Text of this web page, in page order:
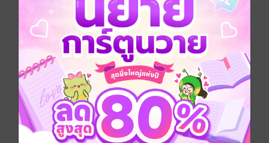
ขุนนางผู้เรืองนามแต่ละท่านในราชวงศ์นี้ ล้วนเคยแบกรับ
ภาระของชาติบ้านเมืองแม่ทัพแต่ละท่าน ล้วนเป็นตัวแทน
แห่งความแข็งแกร่งทระนงราชวงศ์หมิงหากเปรียบเป็น
บันทึกประวัติศาสตร์จีนเมื่อพลิกดูแต่ละหน้าล้วนมีเรื่อง
ราวและนิทานที่สุดยอดแฝงด้วยรหัสลับทางวัฒนธรรม
ของจีนตรรกะทางการเมืองและประสบการณ์ของชีวิต
โดยเฉพาะอย่างยิ่งหนังสือเล่มนี้จะยิ่งทำให้ผู้อ่านรู้จักกับรา
ชวงศ์หมิงใหม่! ทั้งสนุกสนาน เต็มไปด้วยสาระ และเปี่ยม
ด้วยความรู้สึก!!
จีนโบราณ หนังสือแปล ประวัติศาสตร์